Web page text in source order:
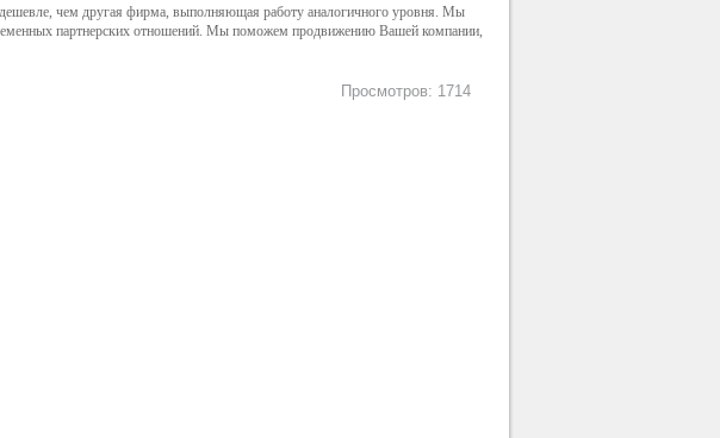
чем другая фирма, выполняющая работу аналогичного уровня. Мы
партнерских отношений. Мы поможем продвижению Вашей компании,
Просмотров: 1714